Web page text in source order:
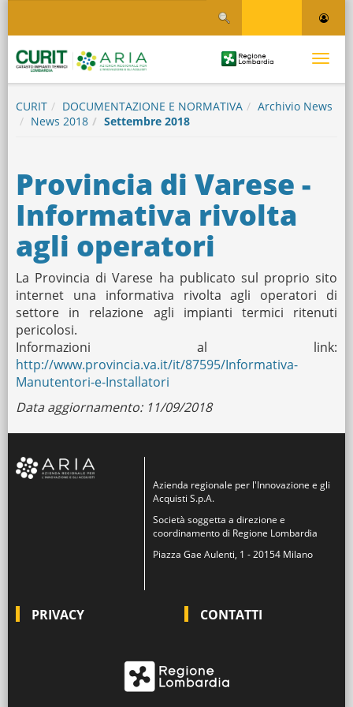
principale
Toggle
Logo
Logo
Regione
CURIT DOCUMENTAZIONE E NORMATIVA
Archivio News
News 2018
Settembre 2018
Provincia di Varese -
Informativa rivolta
agli operatori
La Provincia di Varese ha publicato sul proprio sito
internet una informativa rivolta agli operatori di
settore in relazione agli impianti termici ritenuti
pericolosi.
Informazioni al link:
http://www.provincia.va.it/it/87595/Informativa-
Manutentori-e-Installatori
Data aggiornamento: 11/09/2018
Azienda regionale per l'Innovazione e gli
Acquisti S.p.A.
Società soggetta a direzione e
coordinamento di Regione Lombardia
Piazza Gae Aulenti, 1 - 20154 Milano
PRIVACY CONTATTI